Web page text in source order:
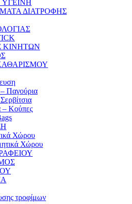
ΔΙΑΤΡΟΦΗΣ
ΚΙΝΗΤΩΝ
Παγούρια
– Κούπες
Χώρου
Χώρου
τροφίμων